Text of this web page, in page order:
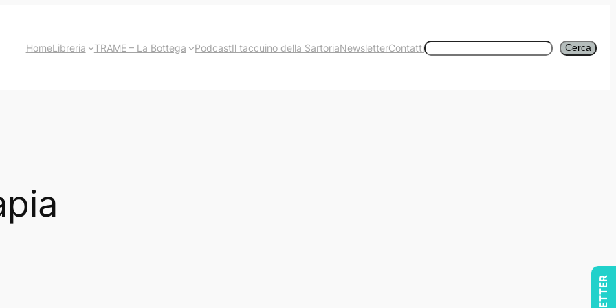
HomeLibreria TRAME – La Bottega PodcastIl taccuino della SartoriaNewsletterContattiCerca Cerca